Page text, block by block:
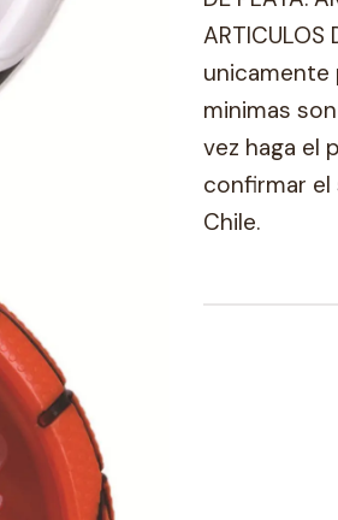
ARTICULOS
unicamente
minimas
vez haga el
confirmar el
Chile.